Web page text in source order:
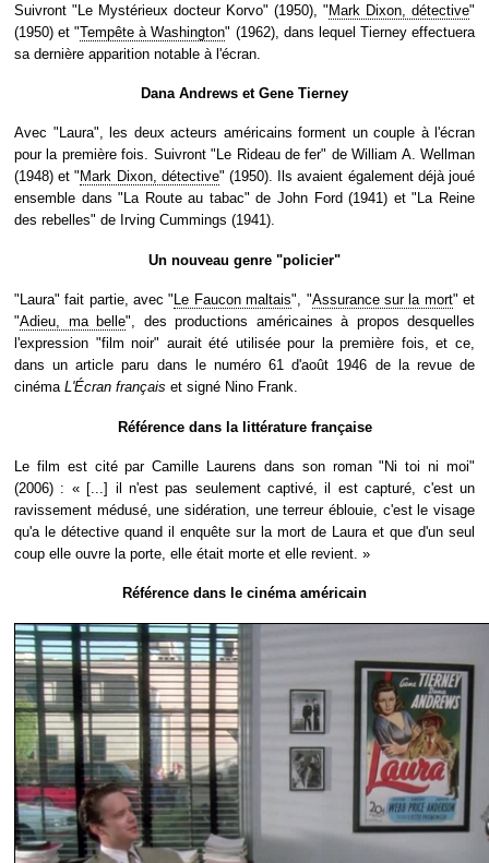
Suivront "Le Mystérieux docteur Korvo" (1950), "Mark Dixon, détective"
(1950) et "Tempête à Washington" (1962), dans lequel Tierney effectuera
sa dernière apparition notable à l'écran.
Dana Andrews et Gene Tierney
Avec "Laura", les deux acteurs américains forment un couple à l'écran
pour la première fois. Suivront "Le Rideau de fer" de William A. Wellman
(1948) et " Mark Dixon, détective" (1950). Ils avaient également déjà joué
ensemble dans "La Route au tabac" de John Ford (1941) et "La Reine
des rebelles" de Irving Cummings (1941).
Un nouveau genre "policier"
"Laura" fait partie, avec " Le Faucon maltais", "Assurance sur la mort" et
"Adieu, ma belle", des productions américaines à propos desquelles
l'expression "film noir" aurait été utilisée pour la première fois, et ce,
dans un article paru dans le numéro 61 d'août 1946 de la revue de
cinéma L'Écran français et signé Nino Frank.
Référence dans la littérature française
Le film est cité par Camille Laurens dans son roman "Ni toi ni moi"
(2006) : « [...] il n'est pas seulement captivé, il est capturé, c'est un
ravissement médusé, une sidération, une terreur éblouie, c'est le visage
qu'a le détective quand il enquête sur la mort de Laura et que d'un seul
coup elle ouvre la porte, elle était morte et elle revient. »
Référence dans le cinéma américain